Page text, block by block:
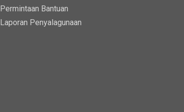
Permintaan Bantuan
Laporan Penyalagunaan